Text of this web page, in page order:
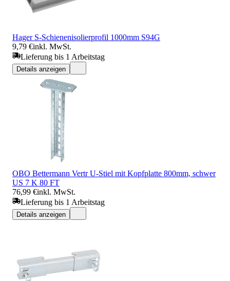
Hager S-Schienenisolierprofil 1000mm S94G
9,79 €inkl. MwSt.
Lieferung bis 1 Arbeitstag
Details anzeigen
OBO Bettermann Vertr U-Stiel mit Kopfplatte 800mm, schwer
US 7 K 80 FT
76,99 €inkl. MwSt.
Lieferung bis 1 Arbeitstag
Details anzeigen